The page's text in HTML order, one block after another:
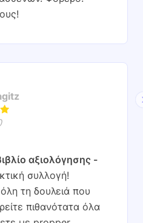
αξιολόγησης
συλλογή!
τη δουλειά που
πιθανότατα όλα